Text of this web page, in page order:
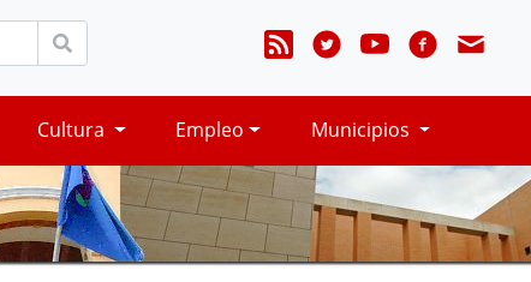
Cultura Empleo Municipios